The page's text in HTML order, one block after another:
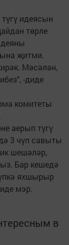
идеясын
төрле
җитми.
Мәсәлән,
-диде
комитеты
аерып түгү
3 чүп савыты
шешәләр,
Бар кешедә
яхшырыр
мэр.
в